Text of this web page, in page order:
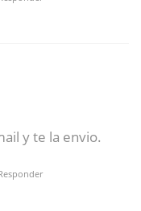
y te la envio.